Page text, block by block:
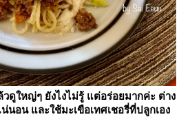
ดูใหญ่ๆ ยังไงไม่รู้ แต่อร่อยมากค่ะ ต่าง
อน และใช้มะเขือเทศเชอรี่ที่ปลูกเอง